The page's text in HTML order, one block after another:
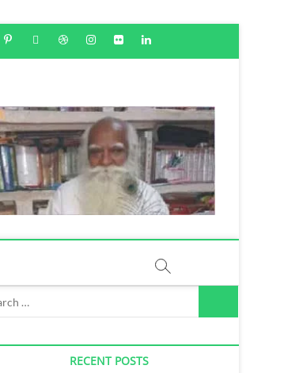
RECENT POSTS